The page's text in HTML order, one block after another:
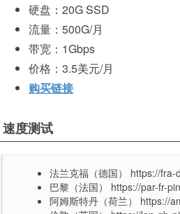
硬盘：20G SSD
流量：500G/月
带宽：1Gbps
价格：3.5美元/月
购买链接
速度测试
法兰克福（德国） https://
巴黎（法国） https://par-fr-
阿姆斯特丹（荷兰） https://